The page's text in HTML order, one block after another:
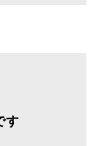
す